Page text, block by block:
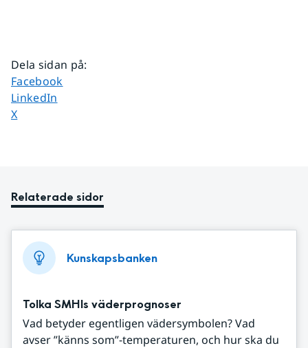
Dela sidan på:
Dela sidan på
Facebook
Dela sidan på
LinkedIn
Dela sidan på
X
Relaterade sidor
Kunskapsbanken
Tolka SMHIs väderprognoser
Vad betyder egentligen vädersymbolen? Vad
avser ”känns som”-temperaturen, och hur ska du